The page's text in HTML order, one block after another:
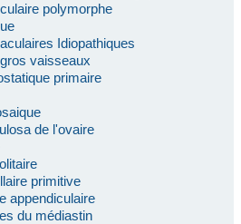
polymorphe
Idiopathiques
vaisseaux
primaire
de l'ovaire
primitive
appendiculaire
du médiastin